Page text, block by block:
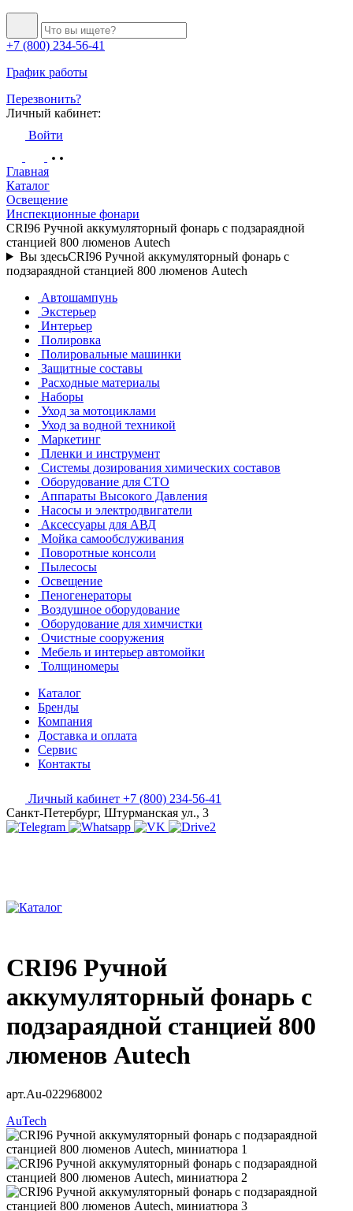
+7 (800) 234-56-41
График работы
Перезвонить?
Личный кабинет:
Войти
Главная
Каталог
Освещение
Инспекционные фонари
CRI96 Ручной аккумуляторный фонарь с подзараядной
станцией 800 люменов Autech
Вы здесьCRI96 Ручной аккумуляторный фонарь с
подзараядной станцией 800 люменов Autech
Автошампунь
Экстерьер
Интерьер
Полировка
Полировальные машинки
Защитные составы
Расходные материалы
Наборы
Уход за мотоциклами
Уход за водной техникой
Маркетинг
Пленки и инструмент
Системы дозирования химических составов
Оборудование для СТО
Аппараты Высокого Давления
Насосы и электродвигатели
Аксессуары для АВД
Мойка самообслуживания
Поворотные консоли
Пылесосы
Освещение
Пеногенераторы
Воздушное оборудование
Оборудование для химчистки
Очистные сооружения
Мебель и интерьер автомойки
Толщиномеры
Каталог
Бренды
Компания
Доставка и оплата
Сервис
Контакты
Личный кабинет +7 (800) 234-56-41
Санкт-Петербург, Штурманская ул., 3
CRI96 Ручной
аккумуляторный фонарь с
подзараядной станцией 800
люменов Autech
арт.Au-022968002
AuTech